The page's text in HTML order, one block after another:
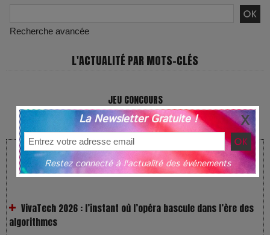
Recherche avancée
L'ACTUALITÉ PAR MOTS-CLÉS
JEU CONCOURS
LES NEWS FRAÎCHES !
algorithmes
La Newsletter Gratuite !
Restez connecté à l'actualité des événements